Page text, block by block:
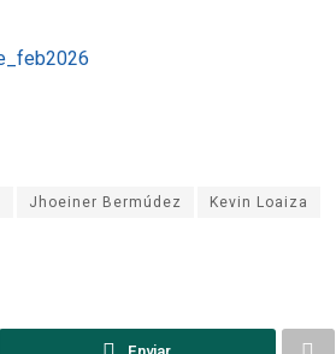
Jhoeiner Bermúdez
Kevin Loaiza